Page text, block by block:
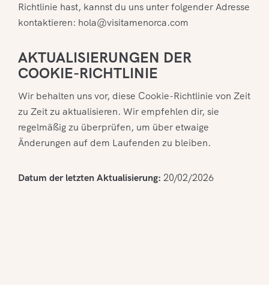
Richtlinie hast, kannst du uns unter folgender Adresse
kontaktieren: hola@visitamenorca.com
AKTUALISIERUNGEN DER
COOKIE-RICHTLINIE
Wir behalten uns vor, diese Cookie-Richtlinie von Zeit
zu Zeit zu aktualisieren. Wir empfehlen dir, sie
regelmäßig zu überprüfen, um über etwaige
Änderungen auf dem Laufenden zu bleiben.
Datum der letzten Aktualisierung: 20/02/2026